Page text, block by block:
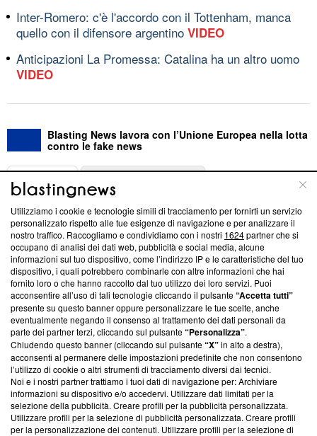
Inter-Romero: c'è l'accordo con il Tottenham, manca
quello con il difensore argentino VIDEO
Anticipazioni La Promessa: Catalina ha un altro uomo
VIDEO
Blasting News lavora con l’Unione Europea nella lotta
contro le fake news
ABOUT
Questa sezione offre informazioni trasparenti su Blasting
News, sui nostri processi editoriali e su come ci impegniamo a
creare news di qualità. Inoltre, afferma la nostra aderenza a
‘Trust Project - News with Integrity’Blasting News non è
ancora membro del programma, ma ha richiesto di farne
parte; Trust Project non ha ancora effettuato una verifica di
conformità agli standard.
Su di noi
Team editoriale
Corporate
Redazione
Utilizziamo i cookie e tecnologie simili di tracciamento per fornirti un servizio
personalizzato rispetto alle tue esigenze di navigazione e per analizzare il
nostro traffico. Raccogliamo e condividiamo con i nostri 1624partner che si
occupano di analisi dei dati web, pubblicità e social media, alcune
informazioni sul tuo dispositivo, come l’indirizzo IP e le caratteristiche del tuo
dispositivo, i quali potrebbero combinarle con altre informazioni che hai
fornito loro o che hanno raccolto dal tuo utilizzo dei loro servizi. Puoi
acconsentire all’uso di tali tecnologie cliccando il pulsante“Accetta tutti”
presente su questo banner oppure personalizzare le tue scelte, anche
eventualmente negando il consenso al trattamento dei dati personali da
parte dei partner terzi, cliccando sul pulsante“Personalizza”.
Chiudendo questo banner (cliccando sul pulsante“X”in alto a destra),
acconsenti al permanere delle impostazioni predefinite che non consentono
l’utilizzo di cookie o altri strumenti di tracciamento diversi dai tecnici.
Noi e i nostri partner trattiamo i tuoi dati di navigazione per: Archiviare
informazioni su dispositivo e/o accedervi. Utilizzare dati limitati per la
selezione della pubblicità. Creare profili per la pubblicità personalizzata.
Utilizzare profili per la selezione di pubblicità personalizzata. Creare profili
per la personalizzazione dei contenuti. Utilizzare profili per la selezione di